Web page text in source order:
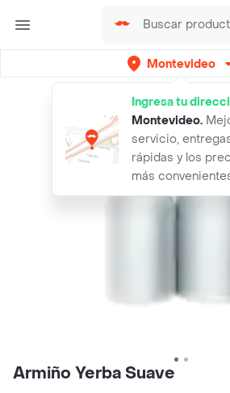
Montevideo
Ingresa tu
Montevideo.
servicio,
rápidas y los
más
Armiño Yerba Suave